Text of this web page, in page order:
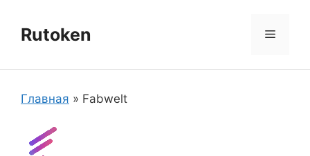
содержимому
Rutoken Меню
Главная » Fabwelt